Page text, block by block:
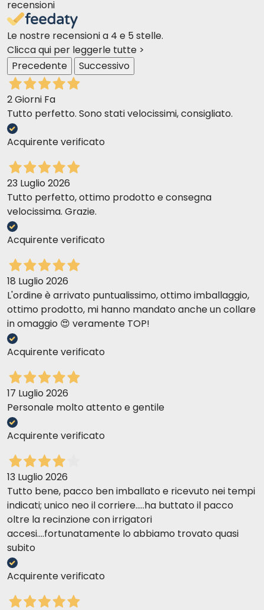
recensioni
Le nostre recensioni a 4 e 5 stelle.
Clicca qui per leggerle tutte >
Precedente
Successivo
2 Giorni Fa
Tutto perfetto. Sono stati velocissimi, consigliato.
Acquirente verificato
23 Luglio 2026
Tutto perfetto, ottimo prodotto e consegna
velocissima. Grazie.
Acquirente verificato
18 Luglio 2026
L'ordine è arrivato puntualissimo, ottimo imballaggio,
ottimo prodotto, mi hanno mandato anche un collare
in omaggio 😍 veramente TOP!
Acquirente verificato
17 Luglio 2026
Personale molto attento e gentile
Acquirente verificato
13 Luglio 2026
Tutto bene, pacco ben imballato e ricevuto nei tempi
indicati; unico neo il corriere.....ha buttato il pacco
oltre la recinzione con irrigatori
accesi....fortunatamente lo abbiamo trovato quasi
subito
Acquirente verificato